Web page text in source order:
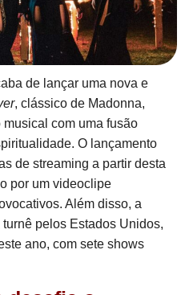
de lançar uma nova e
, clássico de Madonna,
com uma fusão
O lançamento
de streaming a partir desta
por um videoclipe
Além disso, a
pelos Estados Unidos,
ano, com sete shows